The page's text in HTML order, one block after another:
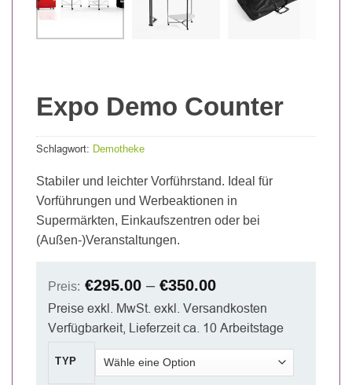
Expo Demo Counter
Schlagwort: Demotheke
Stabiler und leichter Vorführstand. Ideal für
Vorführungen und Werbeaktionen in
Supermärkten, Einkaufszentren oder bei
(Außen-)Veranstaltungen.
Preis: €295.00 – €350.00
Preise exkl. MwSt. exkl. Versandkosten
Verfügbarkeit, Lieferzeit ca. 10 Arbeitstage
TYP